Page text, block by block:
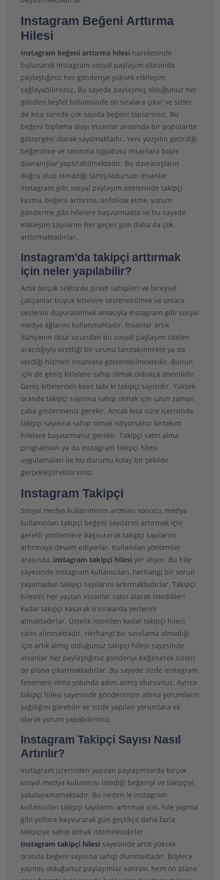
Instagram Beğeni Arttırma
Hilesi
Instagram beğeni arttırma hilesi hareketinde
bulunarak Instagram sosyal paylaşım sitesinde
paylaştığınız her gönderiye yüksek etkileşim
sağlayabilirsiniz. Bu sayede paylaşmış olduğunuz her
gönderi keşfet bölümünde ön sıralara çıkar ve sizler
de kısa sürede çok sayıda beğeni toplarsınız. Bu
beğeni toplama olayı insanlar arasında bir popülarite
göstergesi olarak sayılmaktadır. Yeni yüzyılın getirdiği
beğenilme ve tanınma içgüdüsü insanlara böyle
davranışlar yaptırabilmektedir. Bu davranışların
doğru olup olmadığı tartışıladursun insanlar
Instagram gibi sosyal paylaşım sitelerinde takipçi
kasma, beğeni arttırma, unfollow etme, yorum
gönderme gibi hilelere başvurmakta ve bu sayede
etkileşim sayılarını her geçen gün daha da çok
arttırmaktadırlar.
Instagram'da takipçi arttırmak
için neler yapılabilir?
Artık birçok sektörde şirket sahipleri ve bireysel
çalışanlar büyük kitlelere seslenebilmek ve onlara
seslerini duyurabilmek amacıyla Instagram gibi sosyal
medya ağlarını kullanmaktadır. İnsanlar artık
dünyanın öbür ucundan bu sosyal paylaşım siteleri
aracılığıyla ürettiği bir ürünü tanıtabilmekte ya da
verdiği hizmeti insanlara gösterebilmektedir. Bunun
için de geniş kitlelere sahip olmak oldukça önemlidir.
Geniş kitlelerden kasıt tabi ki takipçi sayısıdır. Yüksek
oranda takipçi sayısına sahip olmak için uzun zaman
çaba göstermeniz gerekir. Ancak kısa süre içerisinde
takipçi sayısına sahip olmak istiyorsanız birtakım
hilelere başvurmanız gerekir. Takipçi satın alma
programları ya da Instagram takipçi hilesi
uygulamaları ile bu durumu kolay bir şekilde
gerçekleştirebilirsiniz.
Instagram Takipçi
Sosyal medya kullanımının artması sonucu, medya
kullanıcıları takipçi beğeni sayılarını artırmak için
gerekli yöntemlere başvurarak takipçi sayılarını
artırmaya devam ediyorlar. Kullanılan yöntemler
arasında, instagram takipçi hilesi yer alıyor. Bu hile
sayesinde instagram kullanıcıları, herhangi bir sorun
yaşamadan takipçi sayılarını artırmaktadırlar. Takipçi
hilesini her yaştan insanlar satın alarak istedikleri
kadar takipçi kasarak ö sıralarda yerlerini
almaktadırlar. Üstelik istenilen kadar takipçi hilesi
satın alınmaktadır. Herhangi bir sınırlama olmadığı
için artık almış olduğunuz takipçi hilesi sayesinde
insanlar her paylaştığınız gönderiyi beğenerek sizleri
ön plana çıkarmaktadırlar. Bu sayede sizde instagram
fenomeni olma yolunda adım atmış olursunuz. Ayrıca
takipçi hilesi sayesinde gönderinizin altına yorumların
yağdığını görebilir ve sizde yapılan yorumlara ek
olarak yorum yapabilirsiniz.
Instagram Takipçi Sayısı Nasıl
Artırılır?
Instagram üzerinden yapılan paylaşımlarda birçok
sosyal medya kullanıcısı istediği beğeniyi ve takipçiyi
yakalayamamaktadır. Bu neden le instagram
kullanıcıları takipçi sayılarını artırmak için, hile yapma
gibi yollara başvurarak gün geçtikçe daha fazla
takipçiye sahip olmak istemektedirler.
Instagram takipçi hilesi sayesinde artık yüksek
oranda beğeni sayısına sahip olunmaktadır. Böylece
yapmış olduğunuz paylaşımlar sonrası, hem ön plana